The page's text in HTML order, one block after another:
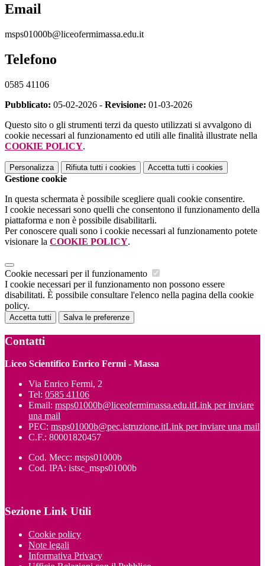
Email
msps01000b@liceofermimassa.edu.it
Telefono
0585 41106
Pubblicato: 05-02-2026 - Revisione: 01-03-2026
Questo sito o gli strumenti terzi da questo utilizzati si avvalgono di
cookie necessari al funzionamento ed utili alle finalità illustrate nella
COOKIE POLICY.
Personalizza Rifiuta tutti i cookies Accetta tutti i cookies
Gestione cookie
In questa schermata è possibile scegliere quali cookie consentire.
I cookie necessari sono quelli che consentono il funzionamento della
piattaforma e non è possibile disabilitarli.
Per conoscere quali sono i cookie necessari al funzionamento potete
visionare la COOKIE POLICY.
Cookie necessari per il funzionamento
I cookie necessari per il funzionamento non possono essere
disabilitati. È possibile consultare l'elenco nella pagina della cookie
policy.
Accetta tutti Salva le preferenze
Contatti
Liceo Scientifico Enrico Fermi - Massa
Via Enrico Fermi, 2
Tel: 0585 41106
Email: msps01000b@liceofermimassa.edu.itLink per inviare
una mail
PEC: msps01000b@pec.istruzione.itLink per inviare una mail
C.F.: 80001820457
Cod. Mecc: msps01000b
Cod. IPA: istsc_msps01000b
Sezione Link Utili
Cookie policy
Note legali
Informativa Privacy